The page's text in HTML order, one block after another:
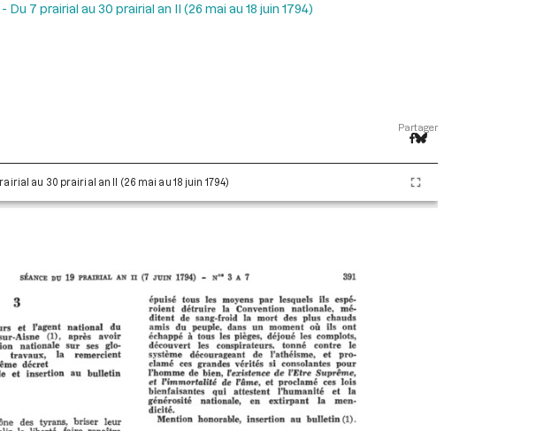
Du 7 prairial au 30 prairial an II (26 mai au 18 juin 1794)
Partager
au 30 prairial an II (26 mai au 18 juin 1794)